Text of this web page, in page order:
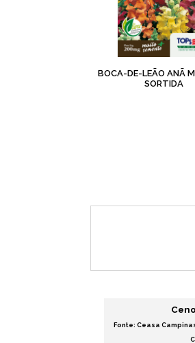
BOCA-DE-LEÃO ANÃ
SORTIDA
Fonte: Ceasa